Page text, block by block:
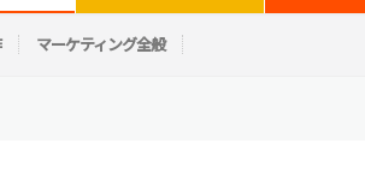
マーケティング全般